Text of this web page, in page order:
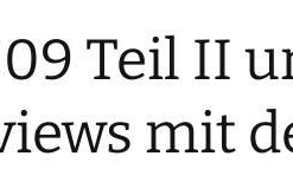
Teil II
mit